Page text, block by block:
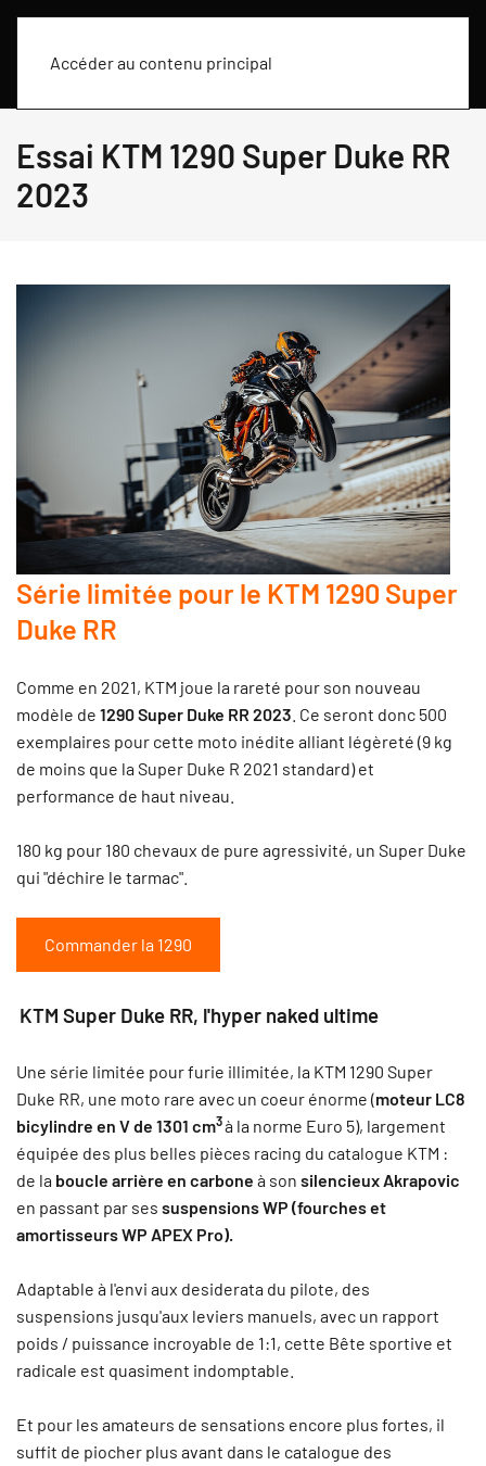
Accéder au contenu principal
Essai KTM 1290 Super Duke RR
2023
Série limitée pour le KTM 1290 Super
Duke RR
Comme en 2021, KTM joue la rareté pour son nouveau
modèle de 1290 Super Duke RR 2023 . Ce seront donc 500
exemplaires pour cette moto inédite alliant légèreté (9 kg
de moins que la Super Duke R 2021 standard) et
performance de haut niveau.
180 kg pour 180 chevaux de pure agressivité, un Super Duke
qui "déchire le tarmac".
Commander la 1290
KTM Super Duke RR, l'hyper naked ultime
Une série limitée pour furie illimitée, la KTM 1290 Super
Duke RR, une moto rare avec un coeur énorme (moteur LC8
bicylindre en V de 1301 cm3à la norme Euro 5), largement
équipée des plus belles pièces racing du catalogue KTM :
de la boucle arrière en carbone à son silencieux Akrapovic
en passant par ses suspensions WP (fourches et
amortisseurs WP APEX Pro).
Adaptable à l'envi aux desiderata du pilote, des
suspensions jusqu'aux leviers manuels, avec un rapport
poids / puissance incroyable de 1:1, cette Bête sportive et
radicale est quasiment indomptable.
Et pour les amateurs de sensations encore plus fortes, il
suffit de piocher plus avant dans le catalogue des